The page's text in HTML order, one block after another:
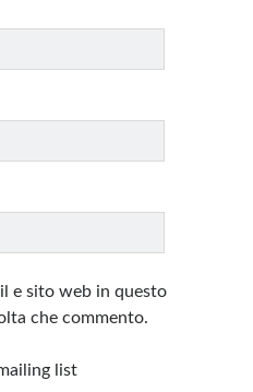
e sito web in questo
che commento.
list